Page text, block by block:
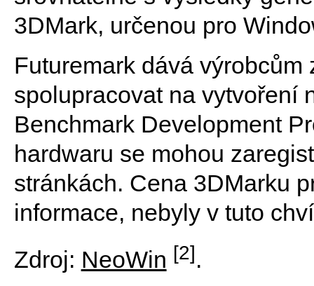
3DMark, určenou pro
Futuremark dává
spolupracovat na vytvoření
Benchmark Development
hardwaru se mohou
stránkách. Cena 3DMarku
informace, nebyly v tuto
Zdroj: NeoWin [2].